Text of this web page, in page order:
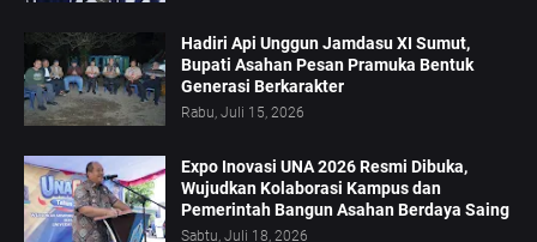
Hadiri Api Unggun Jamdasu XI Sumut,
Bupati Asahan Pesan Pramuka Bentuk
Generasi Berkarakter
Rabu, Juli 15, 2026
Expo Inovasi UNA 2026 Resmi Dibuka,
Wujudkan Kolaborasi Kampus dan
Pemerintah Bangun Asahan Berdaya Saing
Sabtu, Juli 18, 2026